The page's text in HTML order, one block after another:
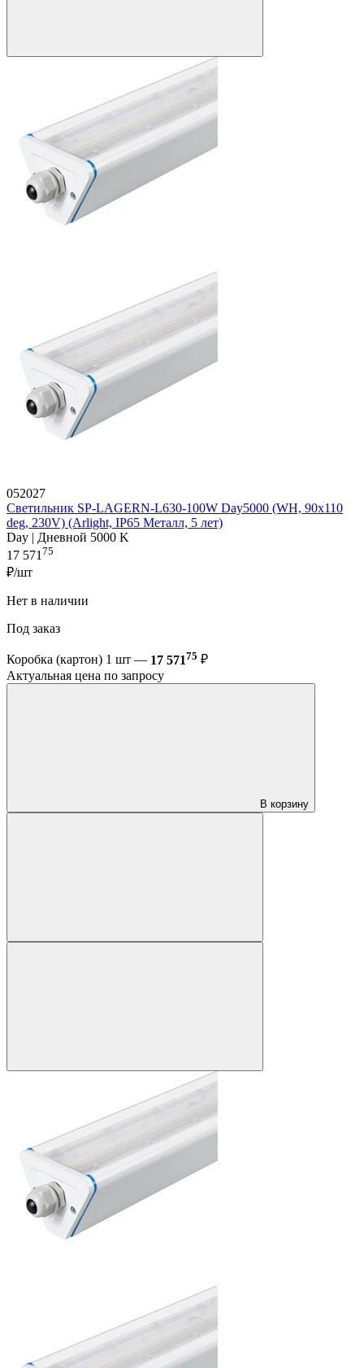
052027
Светильник SP-LAGERN-L630-100W Day5000 (WH, 90х110
deg, 230V) (Arlight, IP65 Металл, 5 лет)
Day | Дневной 5000 K
17 57175
₽/шт
Нет в наличии
Под заказ
Коробка (картон) 1 шт — 17 57175 ₽
Актуальная цена по запросу
В корзину